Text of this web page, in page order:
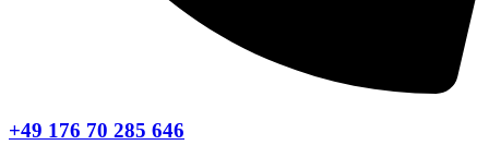
+49 176 70 285 646